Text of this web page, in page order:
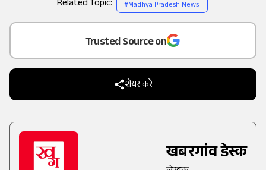
Add
as a
Trusted Source on
शेयर करें
खबरगांव डेस्क
Related Topic: #Madhya Pradesh News